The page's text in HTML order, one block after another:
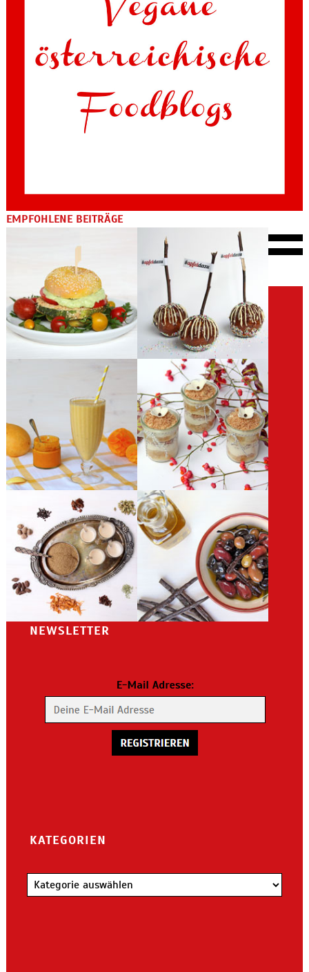
EMPFOHLENE BEITRÄGE
NEWSLETTER
KATEGORIEN
Kategorien